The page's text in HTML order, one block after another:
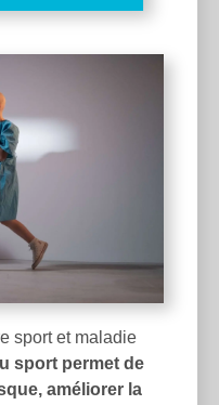
sport et maladie
sport permet de
améliorer la